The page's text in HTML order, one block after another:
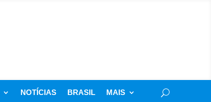
NOTÍCIAS BRASIL MAIS